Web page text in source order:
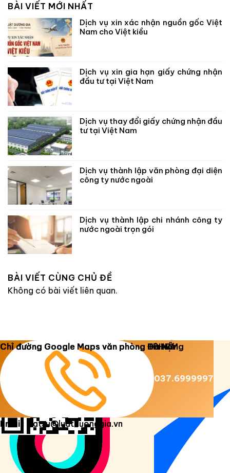
BÀI VIẾT MỚI NHẤT
Dịch vụ xin xác nhận nguồn gốc Việt
Nam cho Việt kiều
Dịch vụ xin gia hạn giấy chứng nhận
đầu tư tại Việt Nam
Dịch vụ thay đổi giấy chứng nhận đầu
tư tại Việt Nam
Dịch vụ thành lập văn phòng đại diện
công ty nước ngoài
Dịch vụ thành lập chi nhánh công ty
nước ngoài trọn gói
BÀI VIẾT CÙNG CHỦ ĐỀ
Không có bài viết liên quan.
Copyright 2026 © Luật Dương Gia